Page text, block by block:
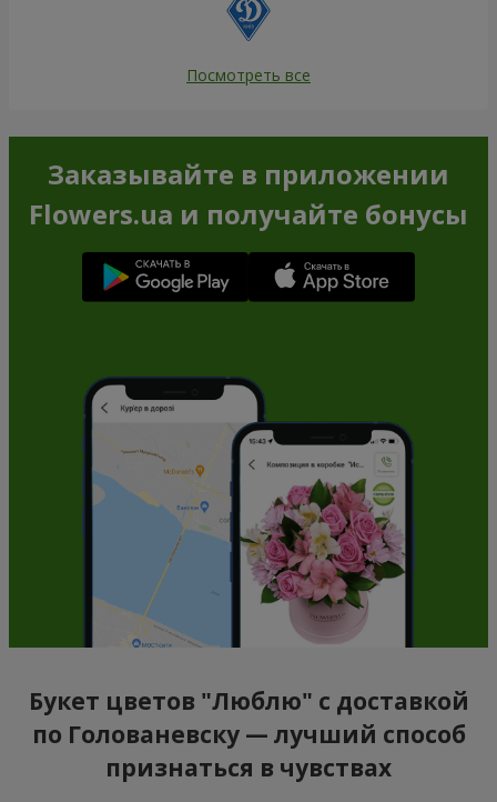
Посмотреть все
Заказывайте в приложении
Flowers.ua и получайте бонусы
Букет цветов "Люблю" с доставкой
по Голованевску — лучший способ
признаться в чувствах